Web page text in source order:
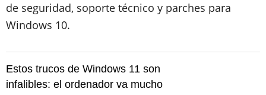
de seguridad, soporte técnico y parches para
Windows 10.
Estos trucos de Windows 11 son
infalibles: el ordenador va mucho